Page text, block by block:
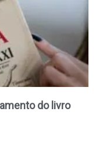
do livro